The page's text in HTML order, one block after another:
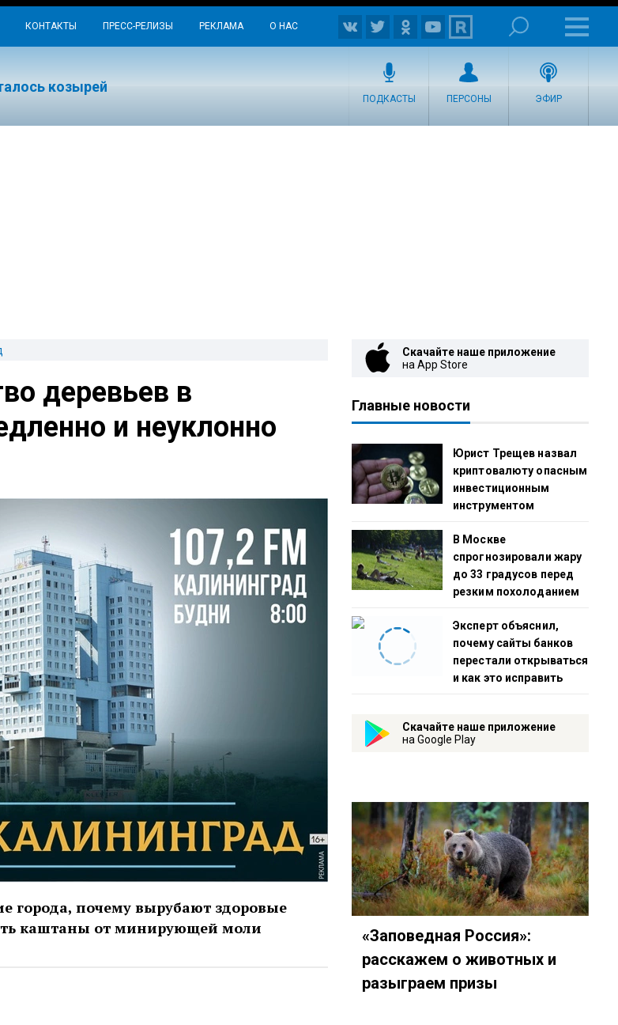
КОНТАКТЫ ПРЕСС-РЕЛИЗЫ РЕКЛАМА О НАС
козырей
ПОДКАСТЫ ПЕРСОНЫ ЭФИР
деревьев в
и неуклонно
города, почему вырубают здоровые
каштаны от минирующей моли
ru/podcast/%D0%B3%D0%BE%D0%B2%D0%BE%D1%80%D0%B8%D1%8…
Скачайте наше приложение
на App Store
Главные новости
Юрист Трещев назвал
криптовалюту опасным
инвестиционным
инструментом
В Москве
спрогнозировали жару
до 33 градусов перед
резким похолоданием
Эксперт объяснил,
почему сайты банков
перестали открываться
и как это исправить
Скачайте наше приложение
на Google Play
«Заповедная Россия»:
расскажем о животных и
разыграем призы